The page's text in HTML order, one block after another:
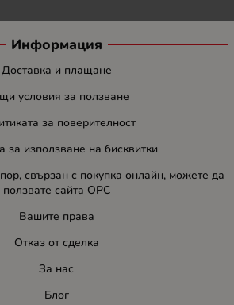
Информация
Доставка и плащане
условия за ползване
за поверителност
за използване на бисквитки
свързан с покупка онлайн, можете да
ползвате сайта ОРС
Вашите права
Отказ от сделка
За нас
Блог